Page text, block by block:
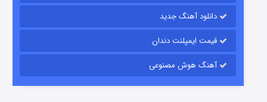
دانلود آهنگ جدید
قیمت ایمپلنت دندان
آهنگ هوش مصنوعی